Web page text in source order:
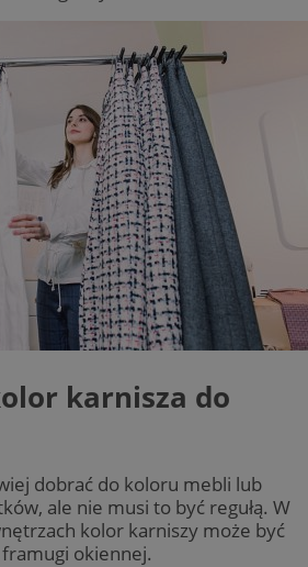
karnisza do
dobrać do koloru mebli lub
ale nie musi to być regułą. W
kolor karniszy może być
okiennej.